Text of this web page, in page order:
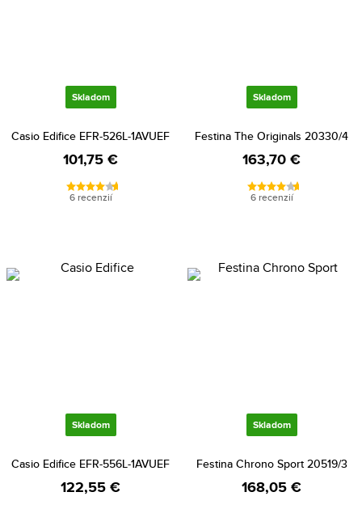
Skladom
Casio Edifice EFR-526L-1AVUEF
101,75 €
6 recenzií
Skladom
Festina The Originals 20330/4
163,70 €
6 recenzií
Skladom
Casio Edifice EFR-556L-1AVUEF
122,55 €
Skladom
Festina Chrono Sport 20519/3
168,05 €